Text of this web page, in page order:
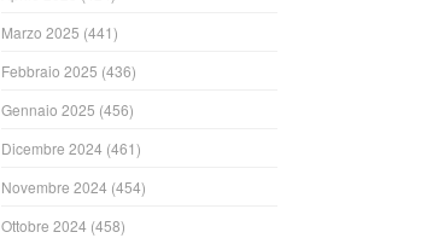
Marzo 2025 (441)
Febbraio 2025 (436)
Gennaio 2025 (456)
Dicembre 2024 (461)
Novembre 2024 (454)
Ottobre 2024 (458)